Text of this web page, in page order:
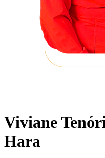
Viviane
Hara